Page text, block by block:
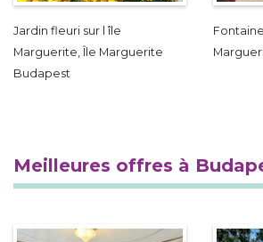
Jardin fleuri sur l île
Marguerite, Île Marguerite
Budapest
Meilleures offres à